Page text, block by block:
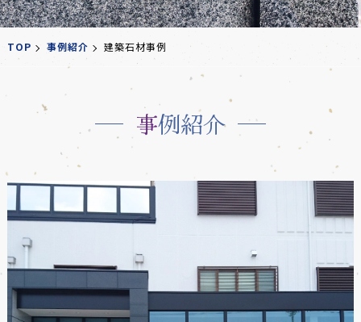
TOP 事例紹介 建築石材事例
事例紹介